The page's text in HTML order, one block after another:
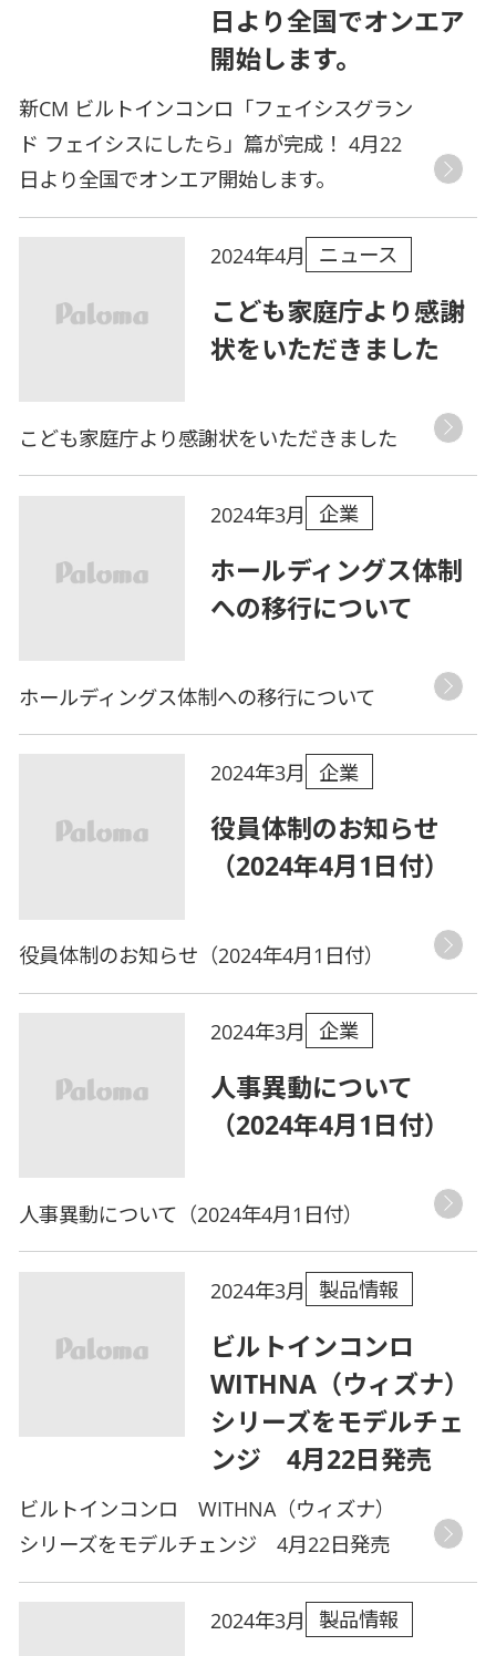
日より全国でオンエア
開始します。
新CM ビルトインコンロ「フェイシスグラン
ド フェイシスにしたら」篇が完成！ 4月22
日より全国でオンエア開始します。
2024年4月 ニュース
こども家庭庁より感謝
状をいただきました
こども家庭庁より感謝状をいただきました
2024年3月 企業
ホールディングス体制
への移行について
ホールディングス体制への移行について
2024年3月 企業
役員体制のお知らせ
（2024年4月1日付）
役員体制のお知らせ（2024年4月1日付）
2024年3月 企業
人事異動について
（2024年4月1日付）
人事異動について（2024年4月1日付）
2024年3月 製品情報
ビルトインコンロ
WITHNA（ウィズナ）
シリーズをモデルチェ
ンジ 4月22日発売
ビルトインコンロ WITHNA（ウィズナ）
シリーズをモデルチェンジ 4月22日発売
2024年3月 製品情報